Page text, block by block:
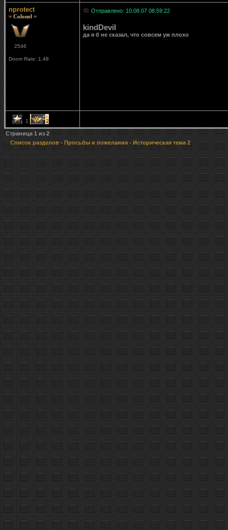
nprotect
= Colonel =
2546
Doom Rate: 1.48
Отправлено: 10.08.07 08:59:22
kindDevil
да я б не сказал, что совсем уж плохо
1 2
Страница 1из 2
Список разделов- Просьбы и пожелания - Историческая тема 2